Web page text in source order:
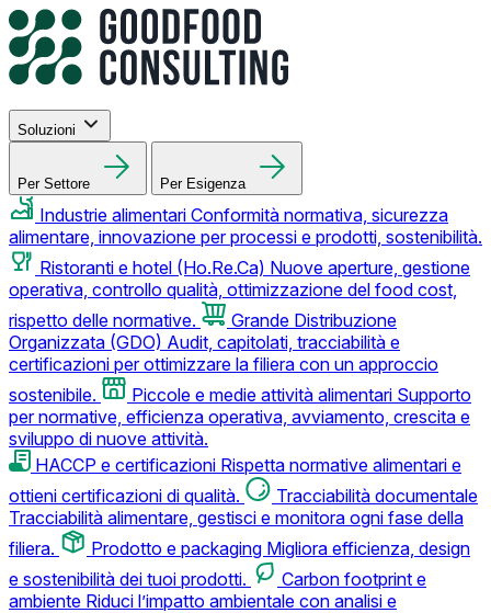
Soluzioni
Per Settore Per Esigenza
Industrie alimentari Conformità normativa, sicurezza
alimentare, innovazione per processi e prodotti, sostenibilità.
Ristoranti e hotel (Ho.Re.Ca) Nuove aperture, gestione
operativa, controllo qualità, ottimizzazione del food cost,
rispetto delle normative.
Grande Distribuzione
Organizzata (GDO) Audit, capitolati, tracciabilità e
certificazioni per ottimizzare la filiera con un approccio
sostenibile.
Piccole e medie attività alimentari Supporto
per normative, efficienza operativa, avviamento, crescita e
sviluppo di nuove attività.
HACCP e certificazioni Rispetta normative alimentari e
ottieni certificazioni di qualità.
Tracciabilità documentale
Tracciabilità alimentare, gestisci e monitora ogni fase della
filiera.
Prodotto e packaging Migliora efficienza, design
e sostenibilità dei tuoi prodotti.
Carbon footprint e
ambiente Riduci l’impatto ambientale con analisi e